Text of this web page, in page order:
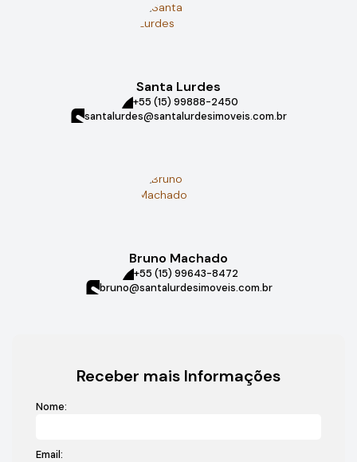
Santa Lurdes
+55 (15) 99888-2450
santalurdes@santalurdesimoveis.com.br
Bruno Machado
+55 (15) 99643-8472
bruno@santalurdesimoveis.com.br
Receber mais Informações
Nome:
Email: